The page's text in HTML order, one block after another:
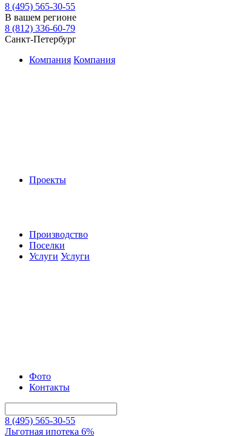
8 (495) 565-30-55
В вашем регионе
8 (812) 336-60-79
Санкт-Петербург
Компания Компания
Проекты
Производство
Поселки
Услуги Услуги
Фото
Контакты
8 (495) 565-30-55
Льготная ипотека 6%